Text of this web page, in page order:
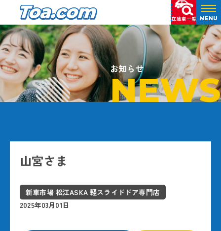
在庫車一覧 MENU
お知らせ
NEWS
山宮さま
新車市場 松江ASKA 軽スライドドア専門店
2025年03月01日